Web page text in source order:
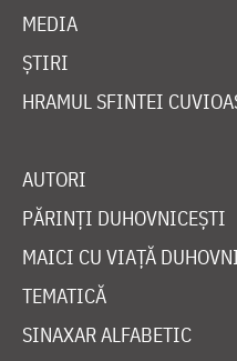
MEDIA
ȘTIRI
HRAMUL SFINTEI
AUTORI
PĂRINȚI DUHOVNICEȘTI
MAICI CU VIAȚĂ
TEMATICĂ
SINAXAR ALFABETIC